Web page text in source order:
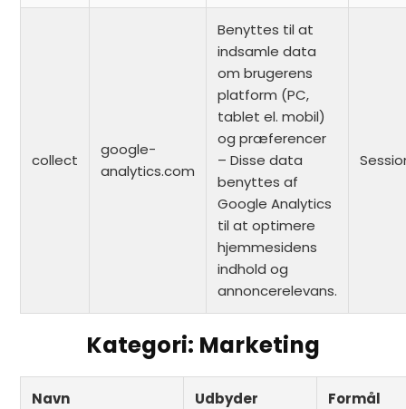
collect
google-
analytics.com
Benyttes til at
indsamle data
om brugerens
platform (PC,
tablet el. mobil)
og præferencer
– Disse data
benyttes af
Google Analytics
til at optimere
hjemmesidens
indhold og
annoncerelevans.
Kategori: Marketing
Navn Udbyder Formål